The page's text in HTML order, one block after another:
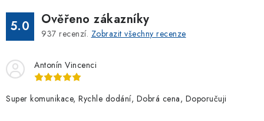
v
k
v
ý
p
v
á
n
5.0 Ověřeno zákazníky
937 recenzí. Zobrazit všechny recenze
Antonín Vincenci
Super komunikace, Rychle dodání, Dobrá cena, Doporučuji